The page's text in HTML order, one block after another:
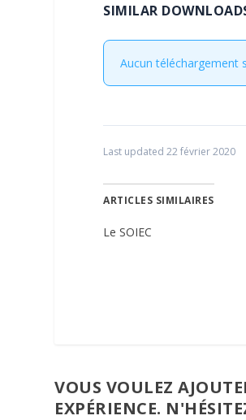
SIMILAR
Aucun téléchargement
Last updated 22 février 2020
ARTICLES SIMILAIRES
Le SOIEC
VOUS VOULEZ
EXPÉRIENCE.